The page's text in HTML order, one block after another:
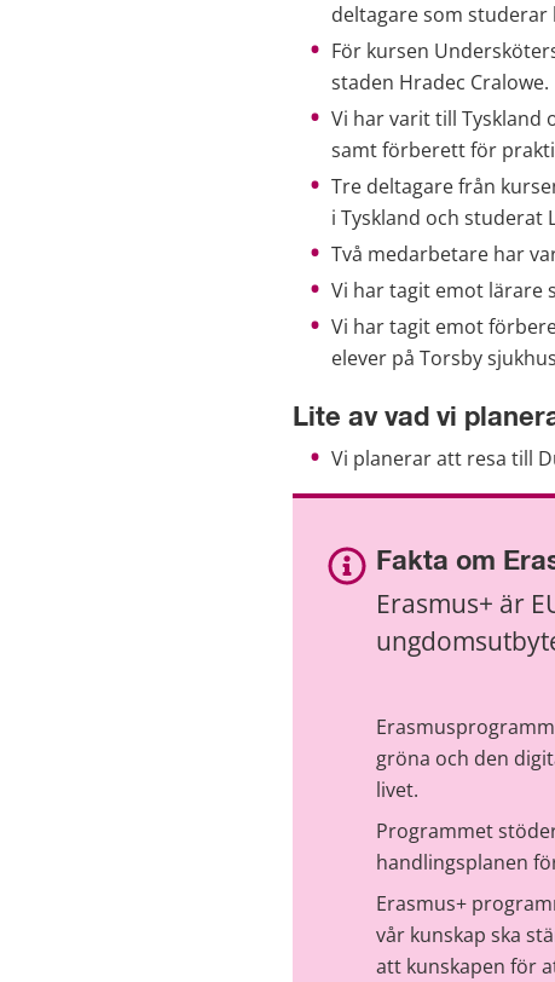
deltagare som
För kursen
staden Hradec Cralowe.
Vi har varit till Tyskland
samt förberett för
Tre deltagare från
i Tyskland och studerat
Två medarbetare har
Vi har tagit emot lärare
Vi har tagit emot
elever på Torsby
Lite av vad vi
Vi planerar att resa till
Fakta om
Erasmus+ är
gröna och den
livet.
Programmet
handlingsplanen
Erasmus+
vår kunskap ska
att kunskapen för